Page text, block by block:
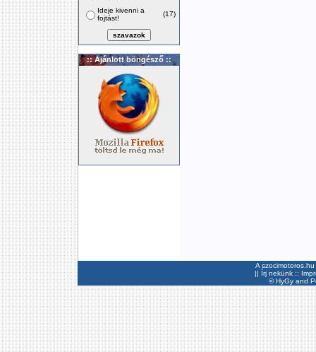
Ideje kivenni a
fojtást!
(17)
:: Ajánlott böngésző ::
A
|| Írj nekünk ::
©HyGyand